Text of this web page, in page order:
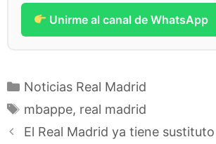
Unirme al canal de WhatsApp
Categorías
Noticias Real Madrid
Etiquetas
mbappe, real madrid
El Real Madrid ya tiene